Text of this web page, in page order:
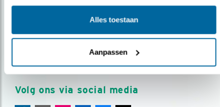
Alles toestaan
Aanpassen
over vogels en activiteiten van Vogelbescherming.
AANMELDEN VOGELNIEUWS
Volg ons via social media